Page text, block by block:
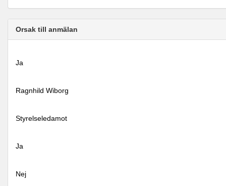
Orsak till anmälan
Ja
Ragnhild Wiborg
Styrelseledamot
Ja
Nej